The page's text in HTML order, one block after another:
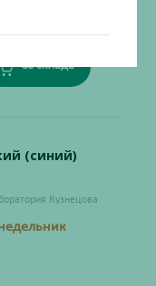
Со склада
(синий)
Кузнецова